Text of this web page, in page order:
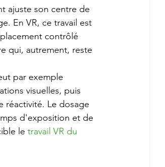
ajuste son centre de
En VR, ce travail est
contrôlé
qui, autrement, reste
par exemple
visuelles, puis
réactivité. Le dosage
d'exposition et de
le travail VR du